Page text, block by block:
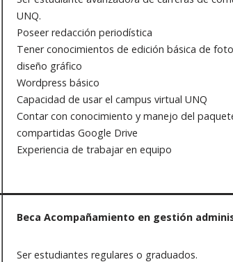
UNQ.
Poseer redacción periodística
Tener conocimientos de edición básica de
diseño gráfico
Wordpress básico
Capacidad de usar el campus virtual UNQ
Contar con conocimiento y manejo del
compartidas Google Drive
Experiencia de trabajar en equipo
Beca Acompañamiento en gestión
Ser estudiantes regulares o graduados.